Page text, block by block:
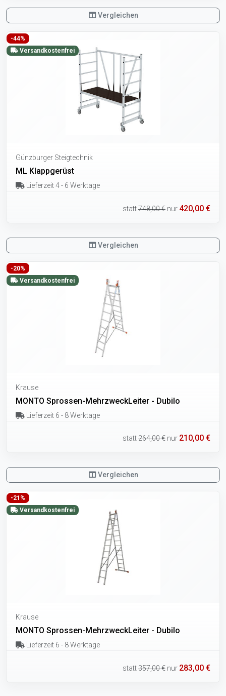
Vergleichen
-44%
Versandkostenfrei
Günzburger Steigtechnik
ML Klappgerüst
Lieferzeit 4 - 6 Werktage
statt748,00 € nur 420,00 €
Vergleichen
-20%
Versandkostenfrei
Krause
MONTO Sprossen-MehrzweckLeiter - Dubilo
Lieferzeit 6 - 8 Werktage
statt264,00 € nur 210,00 €
Vergleichen
-21%
Versandkostenfrei
Krause
MONTO Sprossen-MehrzweckLeiter - Dubilo
Lieferzeit 6 - 8 Werktage
statt357,00 € nur 283,00 €